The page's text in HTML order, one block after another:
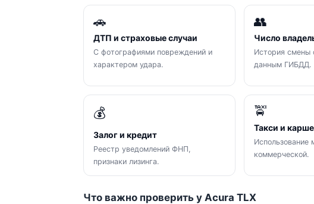
🚗
ДТП и страховые случаи
С фотографиями повреждений и
характером удара.
👥
Число
История смены
данным ГИБДД.
💰
Залог и кредит
Реестр уведомлений ФНП,
признаки лизинга.
🚖
Такси и
Использование
коммерческой.
Что важно проверить у Acura TLX